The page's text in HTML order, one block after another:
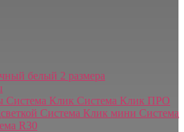
белый 2 размера
Система Клик Система Клик ПРО
Система Клик мини Система
R30